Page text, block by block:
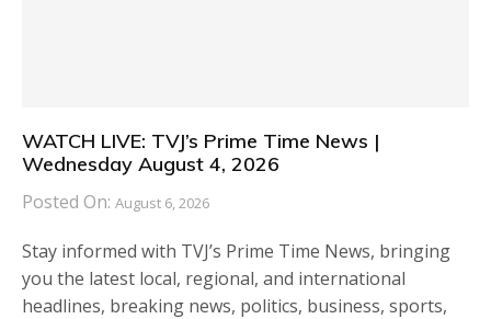
WATCH LIVE: TVJ’s Prime Time News |
Wednesday August 4, 2026
Posted On: August 6, 2026
Stay informed with TVJ’s Prime Time News, bringing
you the latest local, regional, and international
headlines, breaking news, politics, business, sports,